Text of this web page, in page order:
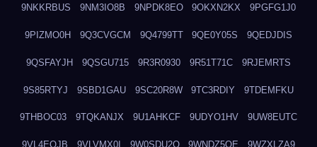
9NKKRBUS 9NM3IO8B 9NPDK8EO 9OKXN2KX 9PGFG1J0
9PIZMO0H 9Q3CVGCM 9Q4799TT 9QE0Y05S 9QEDJDIS
9QSFAYJH 9QSGU715 9R3R0930 9R51T71C 9RJEMRTS
9S85RTYJ 9SBD1GAU 9SC20R8W 9TC3RDIY 9TDEMFKU
9THBOC03 9TQKANJX 9U1AHKCF 9UDYO1HV 9UW8EUTC
9VL4EOJB 9VLVMX0I 9W0SDU2O 9WNDZ5OE 9WZXLZA9